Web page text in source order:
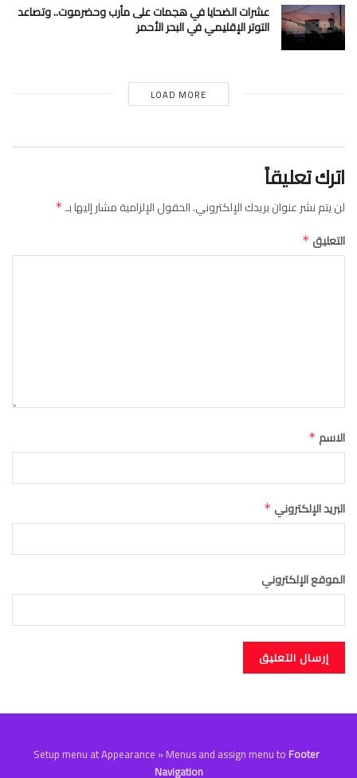
عشرات الضحايا في هجمات على مأرب وحضرموت.. وتصاعد
التوتر الإقليمي في البحر الأحمر
LOAD MORE
اترك تعليقاً
لن يتم نشر عنوان بريدك الإلكتروني.الحقول الإلزامية مشار إليها بـ*
التعليق *
الاسم *
البريد الإلكتروني *
الموقع الإلكتروني
Setup menu at Appearance » Menus and assign menu to Footer
Navigation